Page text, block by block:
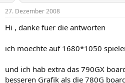
27. Dezember 2008
Hi , danke fuer die antworten
ich moechte auf 1680*1050
und ich hab extra das 790GX
besseren Grafik als die 780G